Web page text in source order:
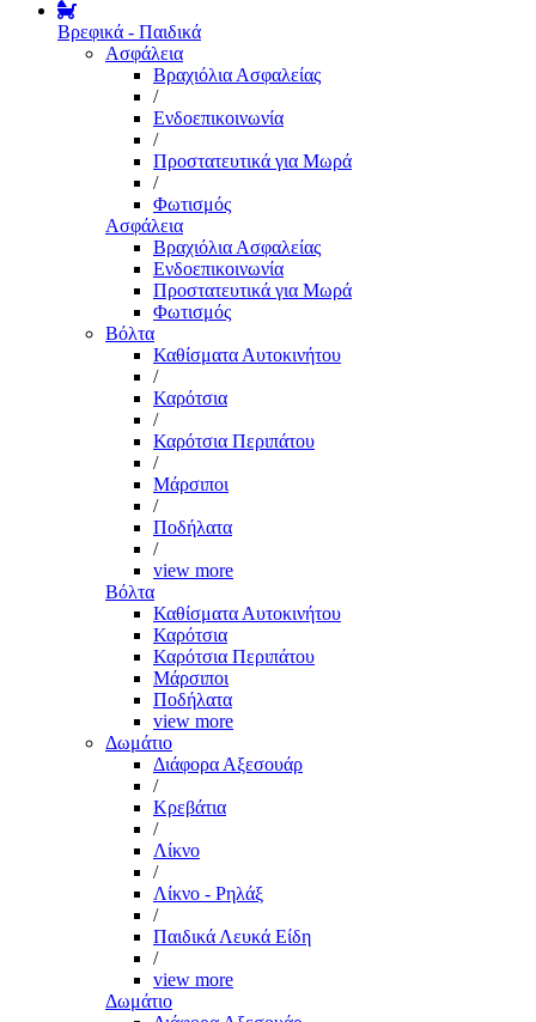
Βρεφικά - Παιδικά
Ασφάλεια
Βραχιόλια Ασφαλείας
/
Ενδοεπικοινωνία
/
Προστατευτικά για Μωρά
/
Φωτισμός
Ασφάλεια
Βραχιόλια Ασφαλείας
Ενδοεπικοινωνία
Προστατευτικά για Μωρά
Φωτισμός
Βόλτα
Καθίσματα Αυτοκινήτου
/
Καρότσια
/
Καρότσια Περιπάτου
/
Μάρσιποι
/
Ποδήλατα
/
view more
Βόλτα
Καθίσματα Αυτοκινήτου
Καρότσια
Καρότσια Περιπάτου
Μάρσιποι
Ποδήλατα
view more
Δωμάτιο
Διάφορα Αξεσουάρ
/
Κρεβάτια
/
Λίκνο
/
Λίκνο - Ρηλάξ
/
Παιδικά Λευκά Είδη
/
view more
Δωμάτιο